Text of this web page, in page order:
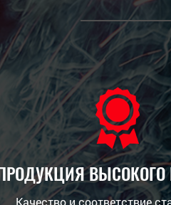
ВЫСОКОГО
Качество и соответствие